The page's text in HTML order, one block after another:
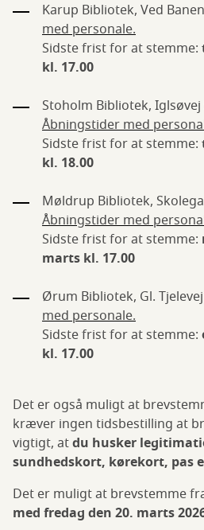
Karup Bibliotek, Ved
med personale.
Sidste frist for at stemme:
kl. 17.00
Stoholm Bibliotek,
Åbningstider med
Sidste frist for at stemme:
kl. 18.00
Møldrup Bibliotek,
Åbningstider med
Sidste frist for at stemme:
marts kl. 17.00
Ørum Bibliotek, Gl. Tjelevej
med personale.
Sidste frist for at stemme:
kl. 17.00
Det er også muligt at
kræver ingen tidsbestilling at
vigtigt, atdu husker
sundhedskort, kørekort, pas
Det er muligt at brevstemme
med fredag den 20. marts